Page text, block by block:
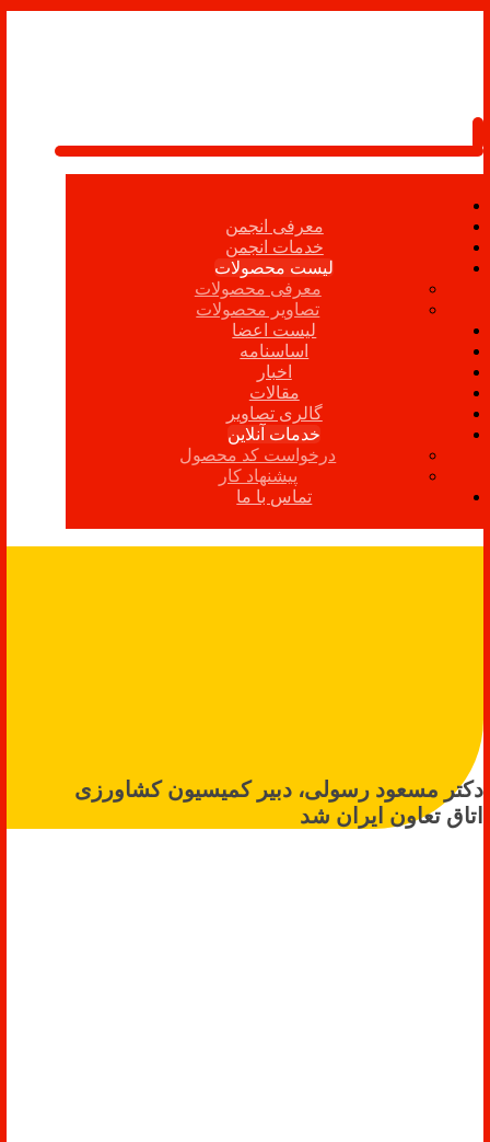
معرفی انجمن
خدمات انجمن
لیست محصولات
معرفی محصولات
تصاویر محصولات
لیست اعضا
اساسنامه
اخبار
مقالات
گالری تصاویر
خدمات آنلاین
درخواست کد محصول
پیشنهاد کار
تماس با ما
دکتر مسعود رسولی، دبیر کمیسیون کشاورزی
اتاق تعاون ایران شد